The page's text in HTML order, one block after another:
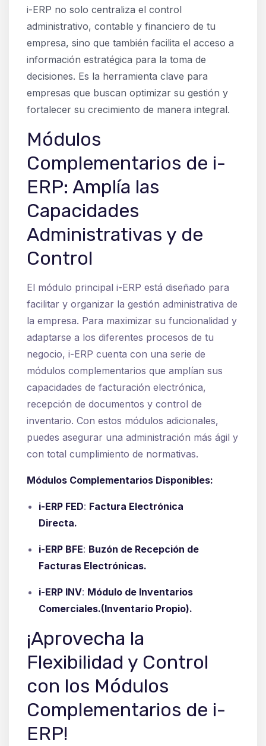
i-ERP no solo centraliza el control
administrativo, contable y financiero de tu
empresa, sino que también facilita el acceso a
información estratégica para la toma de
decisiones. Es la herramienta clave para
empresas que buscan optimizar su gestión y
fortalecer su crecimiento de manera integral.
Módulos
Complementarios de i-
ERP: Amplía las
Capacidades
Administrativas y de
Control
El módulo principal i-ERP está diseñado para
facilitar y organizar la gestión administrativa de
la empresa. Para maximizar su funcionalidad y
adaptarse a los diferentes procesos de tu
negocio, i-ERP cuenta con una serie de
módulos complementarios que amplían sus
capacidades de facturación electrónica,
recepción de documentos y control de
inventario. Con estos módulos adicionales,
puedes asegurar una administración más ágil y
con total cumplimiento de normativas.
Módulos Complementarios Disponibles:
i-ERP FED: Factura Electrónica
Directa.
i-ERP BFE: Buzón de Recepción de
Facturas Electrónicas.
i-ERP INV: Módulo de Inventarios
Comerciales.(Inventario Propio).
¡Aprovecha la
Flexibilidad y Control
con los Módulos
Complementarios de i-
ERP!